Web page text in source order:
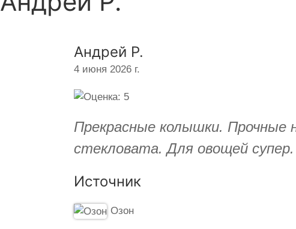
Андрей Р.
4 июня 2026 г.
Прекрасные колышки. Прочные
стекловата. Для овощей супер.
Источник
Озон